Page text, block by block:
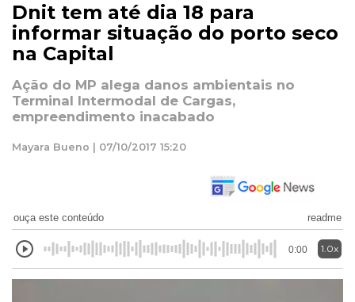
Dnit tem até dia 18 para
informar situação do porto seco
na Capital
Ação do MP alega danos ambientais no
Terminal Intermodal de Cargas,
empreendimento inacabado
Mayara Bueno | 07/10/2017 15:20
ouça este conteúdo readme
0:00 1.0x